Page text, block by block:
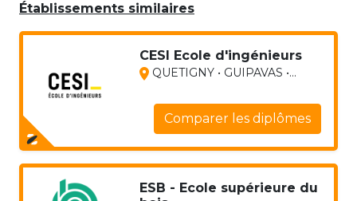
Établissements similaires
CESI Ecole d'ingénieurs
QUETIGNY • GUIPAVAS •...
Comparer les diplômes
ESB - Ecole supérieure du